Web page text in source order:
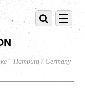
- Hamburg / Germany